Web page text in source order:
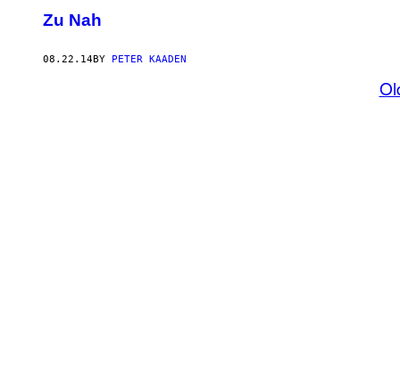
Zu Nah
08.22.14BY PETER KAADEN